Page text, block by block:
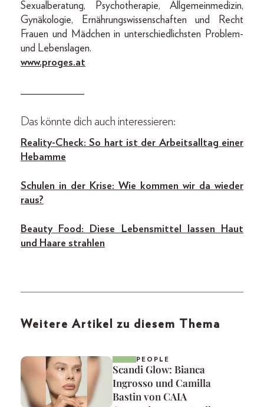
Sexualberatung, Psychotherapie, Allgemeinmedizin,
Gynäkologie, Ernährungswissenschaften und Recht
Frauen und Mädchen in unterschiedlichsten Problem-
und Lebenslagen.
www.proges.at
____________
Das könnte dich auch interessieren:
Reality-Check: So hart ist der Arbeitsalltag einer
Hebamme
Schulen in der Krise: Wie kommen wir da wieder
raus?
Beauty Food: Diese Lebensmittel lassen Haut
und Haare strahlen
Weitere Artikel zu diesem Thema
PEOPLE
Scandi Glow: Bianca
Ingrosso und Camilla
Bastin von CAIA